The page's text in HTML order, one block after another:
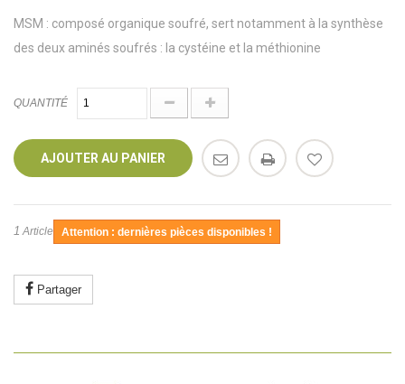
MSM : composé organique soufré, sert notamment à la synthèse
des deux aminés soufrés : la cystéine et la méthionine
QUANTITÉ
AJOUTER AU PANIER
1 Article Attention : dernières pièces disponibles !
Partager